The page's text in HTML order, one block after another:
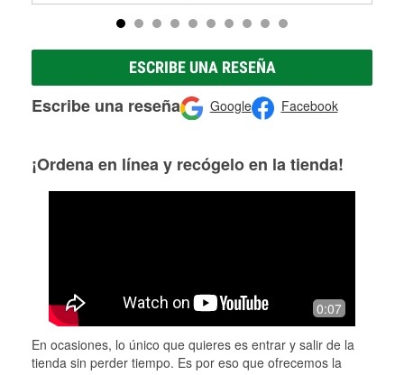
ESCRIBE UNA RESEÑA
Escribe una reseña Google Facebook
¡Ordena en línea y recógelo en la tienda!
0:07
En ocasiones, lo único que quieres es entrar y salir de la
tienda sin perder tiempo. Es por eso que ofrecemos la